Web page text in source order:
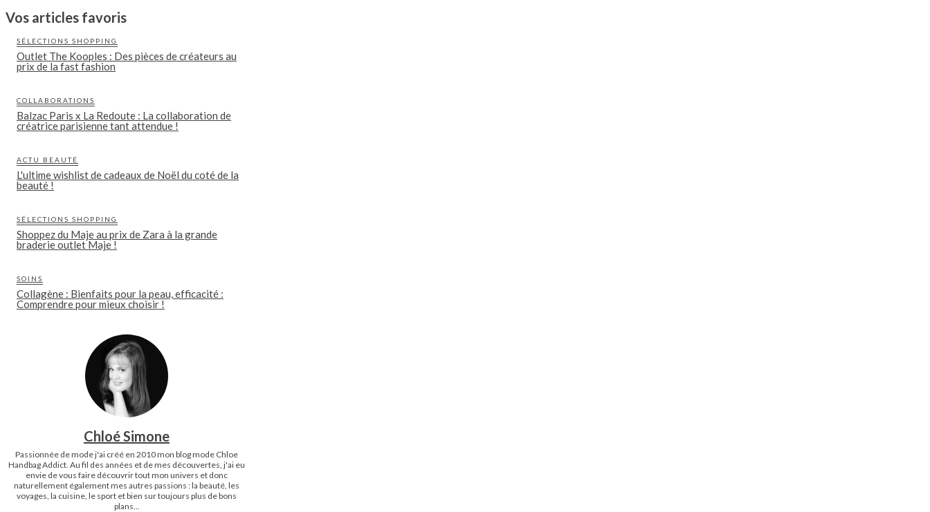
Vos articles favoris
SÉLECTIONS SHOPPING
Outlet The Kooples : Des pièces de créateurs au
prix de la fast fashion
COLLABORATIONS
Balzac Paris x La Redoute : La collaboration de
créatrice parisienne tant attendue !
ACTU BEAUTÉ
L'ultime wishlist de cadeaux de Noël du coté de la
beauté !
SÉLECTIONS SHOPPING
Shoppez du Maje au prix de Zara à la grande
braderie outlet Maje !
SOINS
Collagène : Bienfaits pour la peau, efficacité :
Comprendre pour mieux choisir !
Chloé Simone
Passionnée de mode j'ai créé en 2010 mon blog mode Chloe
Handbag Addict. Au fil des années et de mes découvertes, j'ai eu
envie de vous faire découvrir tout mon univers et donc
naturellement également mes autres passions : la beauté, les
voyages, la cuisine, le sport et bien sur toujours plus de bons
plans...